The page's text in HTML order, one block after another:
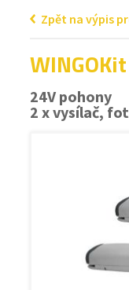
Zpět na výpis
24V pohony
2 x vysílač,